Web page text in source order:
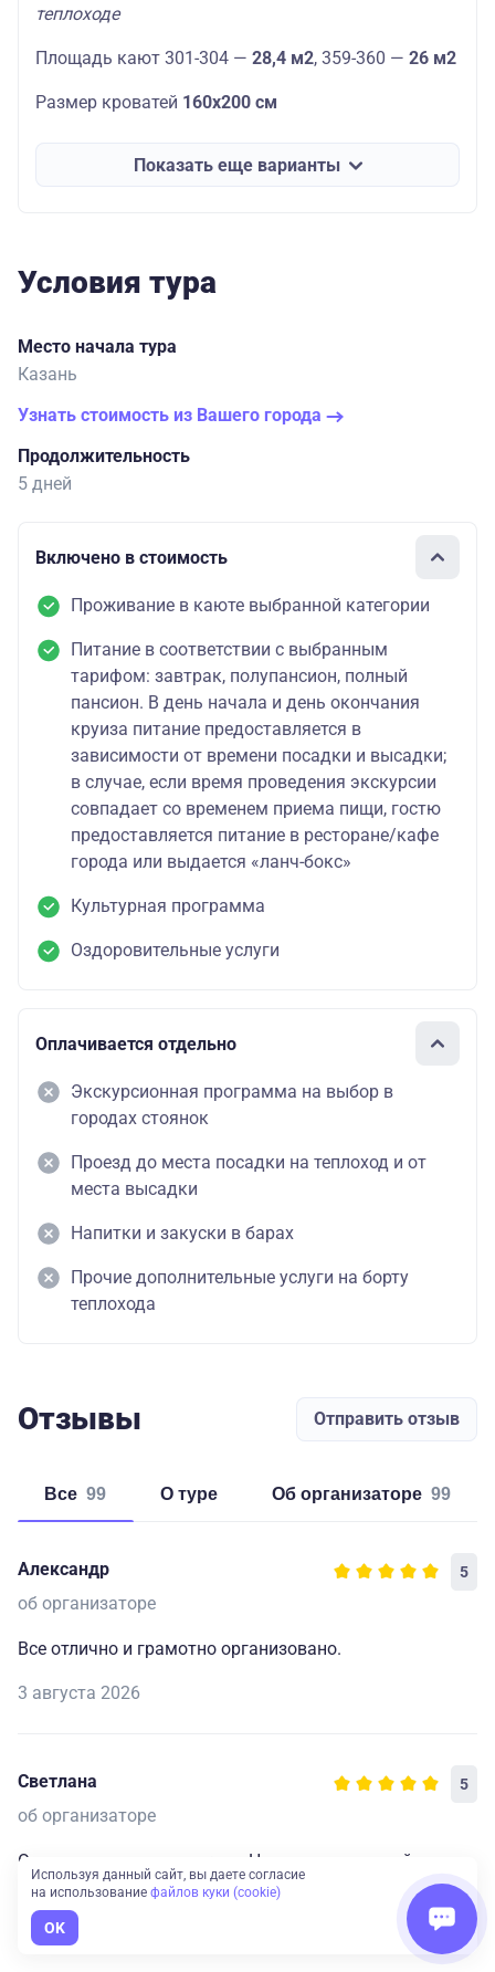
теплоходе
Площадь кают 301-304 — 28,4 м2, 359-360 — 26 м2
Размер кроватей 160х200 см
Показать еще варианты
Условия тура
Место начала тура
Казань
Узнать стоимость из Вашего города
Продолжительность
5 дней
Включено в стоимость
Проживание в каюте выбранной категории
Питание в соответствии с выбранным
тарифом: завтрак, полупансион, полный
пансион. В день начала и день окончания
круиза питание предоставляется в
зависимости от времени посадки и высадки;
в случае, если время проведения экскурсии
совпадает со временем приема пищи, гостю
предоставляется питание в ресторане/кафе
города или выдается «ланч-бокс»
Культурная программа
Оздоровительные услуги
Оплачивается отдельно
Экскурсионная программа на выбор в
городах стоянок
Проезд до места посадки на теплоход и от
места высадки
Напитки и закуски в барах
Прочие дополнительные услуги на борту
теплохода
Отзывы Отправить отзыв
Все 99 о туре об организаторе 99
Александр 5
об организаторе
Все отлично и грамотно организовано.
3 августа 2026
Светлана 5
об организаторе
Организовано все отлично. Никаких нареканий.
3 августа 2026
Используя данный сайт, вы даете согласие
на использование файлов куки (cookie)
OK